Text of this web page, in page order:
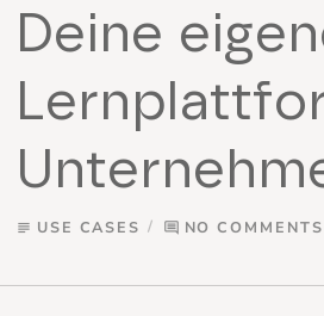
Deine
subject USE CASES comment NO COMMENTS